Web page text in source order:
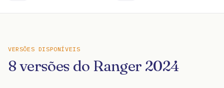
VERSÕES DISPONÍVEIS
8versões do Ranger 2024